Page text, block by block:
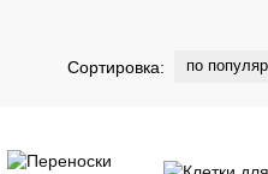
Сортировка: по